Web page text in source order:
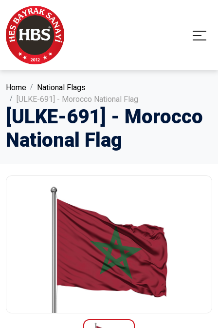
Home
National Flags
[ULKE-691] - Morocco National Flag
[ULKE-691] - Morocco
National Flag